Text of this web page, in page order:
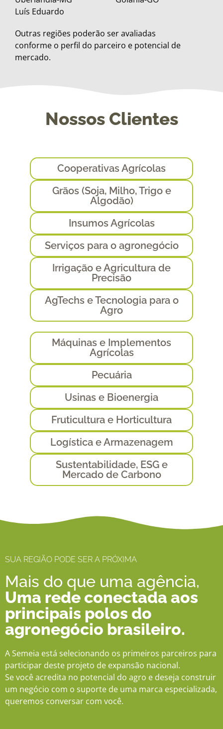
Luís Eduardo
Outras regiões poderão ser avaliadas
conforme o perfil do parceiro e potencial de
mercado.
Nossos Clientes
Cooperativas Agrícolas
Grãos (Soja, Milho, Trigo e
Algodão)
Insumos Agrícolas
Serviços para o agronegócio
Irrigação e Agricultura de
Precisão
AgTechs e Tecnologia para o
Agro
Máquinas e Implementos
Agrícolas
Pecuária
Usinas e Bioenergia
Fruticultura e Horticultura
Logística e Armazenagem
Sustentabilidade, ESG e
Mercado de Carbono
SUA REGIÃO PODE SER A PRÓXIMA
Mais do que uma agência,
Uma rede conectada aos
principais polos do
agronegócio brasileiro.
A Semeia está selecionando os primeiros parceiros para
participar deste projeto de expansão nacional.
Se você acredita no potencial do agro e deseja construir
um negócio com o suporte de uma marca especializada,
queremos conversar com você.